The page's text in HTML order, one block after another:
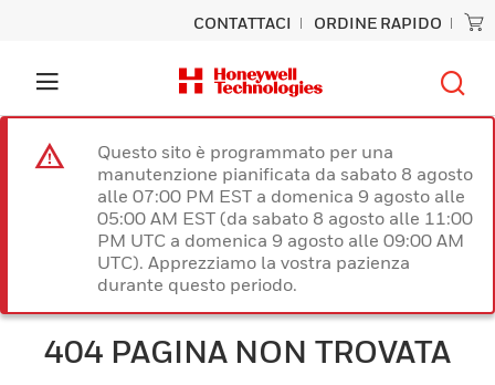
CONTATTACI ORDINE RAPIDO
Questo sito è programmato per una
manutenzione pianificata da sabato 8 agosto
alle 07:00 PM EST a domenica 9 agosto alle
05:00 AM EST (da sabato 8 agosto alle 11:00
PM UTC a domenica 9 agosto alle 09:00 AM
UTC). Apprezziamo la vostra pazienza
durante questo periodo.
404 PAGINA NON TROVATA